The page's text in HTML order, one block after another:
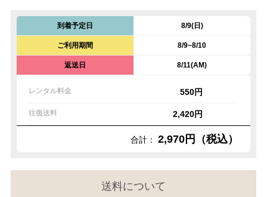
到着予定日 8/9(日)
ご利用期間 8/9~8/10
返送日 8/11(AM)
レンタル料金 550円
往復送料 2,420円
合計： 2,970円（税込）
送料について